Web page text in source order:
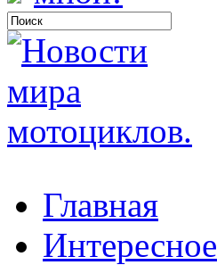
Главная
Интересное